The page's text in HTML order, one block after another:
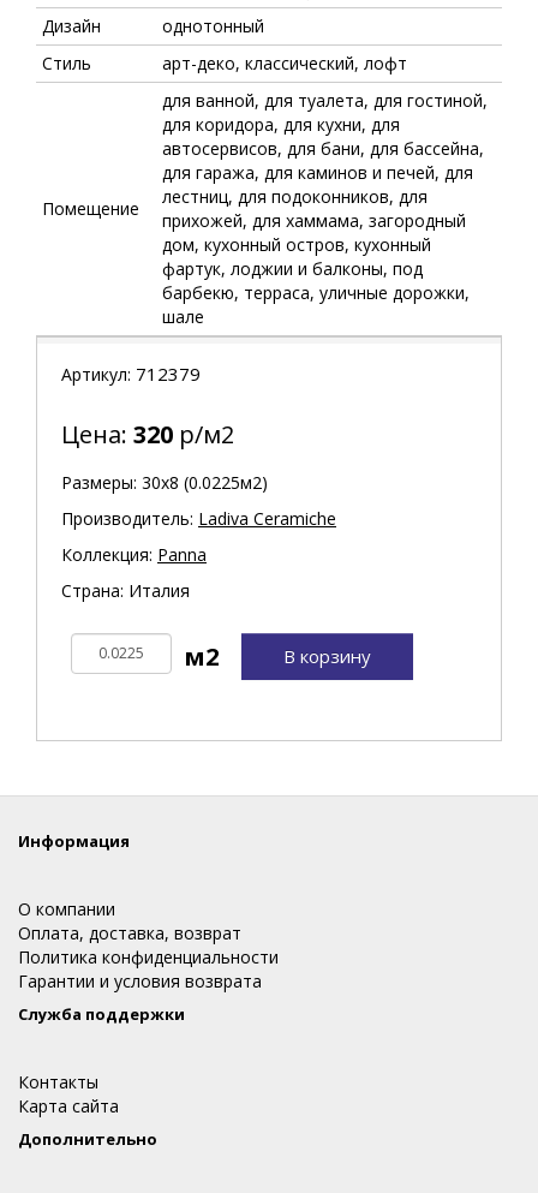
Дизайн
однотонный
Стиль
арт-деко, классический, лофт
Помещение
для ванной, для туалета, для гостиной,
для коридора, для кухни, для
автосервисов, для бани, для бассейна,
для гаража, для каминов и печей, для
лестниц, для подоконников, для
прихожей, для хаммама, загородный
дом, кухонный остров, кухонный
фартук, лоджии и балконы, под
барбекю, терраса, уличные дорожки,
шале
Артикул: 712379
Цена: 320 р/м2
Размеры: 30х8 (0.0225м2)
Производитель: Ladiva Сeramiche
Коллекция: Panna
Страна: Италия
В корзину
Информация
О компании
Оплата, доставка, возврат
Политика конфиденциальности
Гарантии и условия возврата
Служба поддержки
Контакты
Карта сайта
Дополнительно